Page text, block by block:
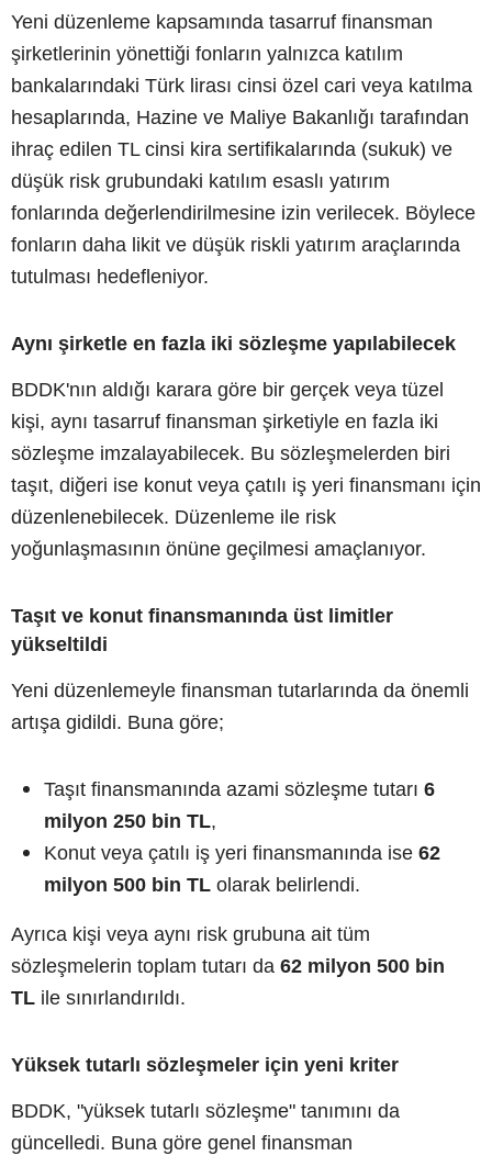
Yeni düzenleme kapsamında tasarruf finansman
şirketlerinin yönettiği fonların yalnızca katılım
bankalarındaki Türk lirası cinsi özel cari veya katılma
hesaplarında, Hazine ve Maliye Bakanlığı tarafından
ihraç edilen TL cinsi kira sertifikalarında (sukuk) ve
düşük risk grubundaki katılım esaslı yatırım
fonlarında değerlendirilmesine izin verilecek. Böylece
fonların daha likit ve düşük riskli yatırım araçlarında
tutulması hedefleniyor.
Aynı şirketle en fazla iki sözleşme yapılabilecek
BDDK'nın aldığı karara göre bir gerçek veya tüzel
kişi, aynı tasarruf finansman şirketiyle en fazla iki
sözleşme imzalayabilecek. Bu sözleşmelerden biri
taşıt, diğeri ise konut veya çatılı iş yeri finansmanı için
düzenlenebilecek. Düzenleme ile risk
yoğunlaşmasının önüne geçilmesi amaçlanıyor.
Taşıt ve konut finansmanında üst limitler
yükseltildi
Yeni düzenlemeyle finansman tutarlarında da önemli
artışa gidildi. Buna göre;
Taşıt finansmanında azami sözleşme tutarı 6
milyon 250 bin TL,
Konut veya çatılı iş yeri finansmanında ise 62
milyon 500 bin TL olarak belirlendi.
Ayrıca kişi veya aynı risk grubuna ait tüm
sözleşmelerin toplam tutarı da 62 milyon 500 bin
TL ile sınırlandırıldı.
Yüksek tutarlı sözleşmeler için yeni kriter
BDDK, "yüksek tutarlı sözleşme" tanımını da
güncelledi. Buna göre genel finansman